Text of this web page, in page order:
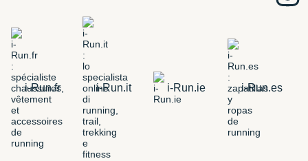
i-Run.fr i-Run.it i-Run.ie i-Run.es